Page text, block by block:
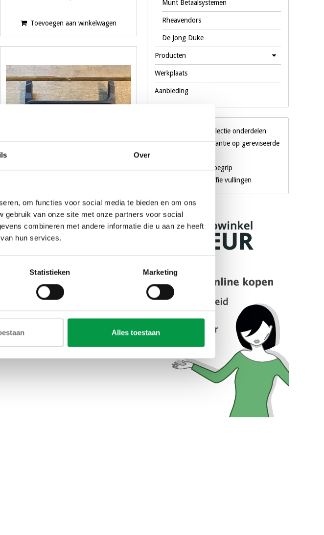
Over
om functies voor social media te bieden en om ons
gebruik van onze site met onze partners voor social
combineren met andere informatie die u aan ze heeft
hun services.
Statistieken Marketing
Alles toestaan
Toevoegen aan winkelwagen
€24,79
Toevoegen aan winkelwagen
Meest bekeken
Munt Betaalsystemen
Rheavendors
De Jong Duke
Producten
Werkplaats
Aanbieding
Gigantische collectie onderdelen
3 maanden garantie op gereviseerde
Al 18 jaar een begrip
Eigen merk koffie vullingen